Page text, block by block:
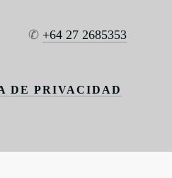
✆ +64 27 2685353
DE PRIVACIDAD